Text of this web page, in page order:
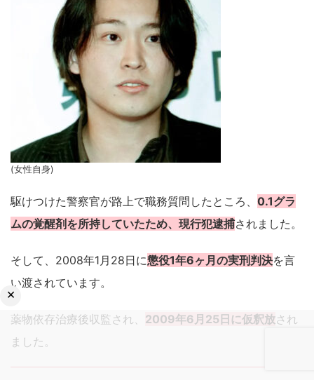
(女性自身)
駆けつけた警察官が路上で職務質問したところ、 0.1グラ
ムの覚醒剤を所持していたため、現行犯逮捕されました。
そして、2008年1月28日に懲役1年6ヶ月の実刑判決を言
い渡されています。
薬物依存治療後収監され、 2009年6月25日に仮釈放され
ました。
×